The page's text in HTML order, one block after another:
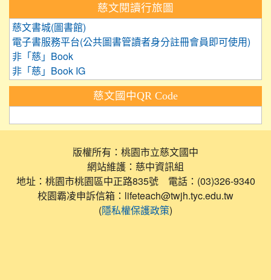
慈文閱讀行旅圖
慈文書城(圖書館)
電子書服務平台(公共圖書管讀者身分註冊會員即可使用)
非「慈」Book
非「慈」Book IG
慈文國中QR Code
版權所有：桃園市立慈文國中
網站維護：慈中資訊組
地址：桃園市桃園區中正路835號 電話：(03)326-9340
校園霸凌申訴信箱：lifeteach@twjh.tyc.edu.tw
(隱私權保護政策)